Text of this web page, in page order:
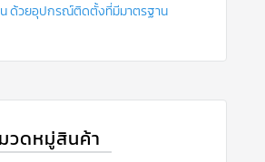
ด้วยอุปกรณ์ติดตั้งที่มีมาตรฐาน
วดหมู่สินค้า